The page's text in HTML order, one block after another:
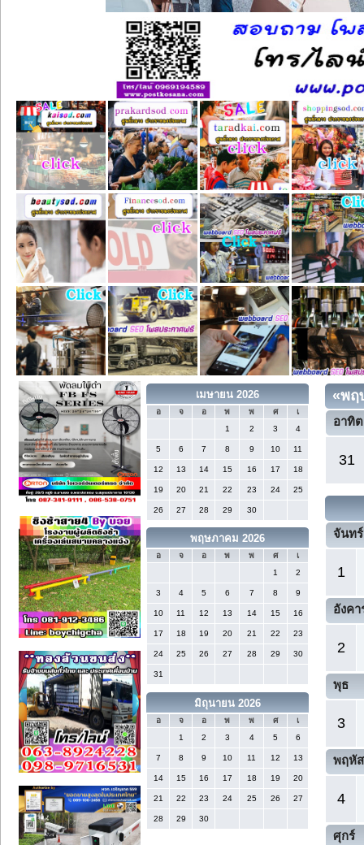
เมษายน 2026
อ จ อ พ พ ศ
เ
1
2 3 4
5 6 7 8 9 10 11
12 13 14 15 16 17 18
19 20 21 22 23 24 25
26 27 28 29 30
พฤษภาคม 2026
อ จ อ พ พ ศ
เ
1
2
3 4 5 6 7 8 9
10 11 12 13 14 15 16
17 18 19 20 21 22 23
24 25 26 27 28 29 30
31
มิถุนายน 2026
อ จ อ พ พ ศ
เ
1
2 3 4 5 6
7 8 9 10 11 12 13
14 15 16 17 18 19 20
21 22 23 24 25 26 27
28 29 30
«พฤ
อาทิ
31
จันทร์
1
อังคา
2
พุธ
3
พฤหั
4
ศุกร์